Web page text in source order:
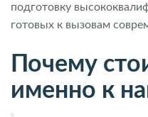
подготовку
готовых к вызовам
Почему
именно к